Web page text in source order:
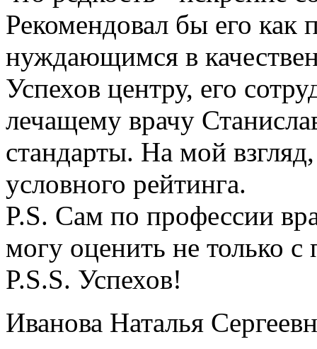
Рекомендовал бы его как
нуждающимся в
Успехов центру, его
лечащему врачу
стандарты. На мой
условного рейтинга.
P.S. Сам по профессии
могу оценить не только с
P.S.S. Успехов!
Иванова Наталья